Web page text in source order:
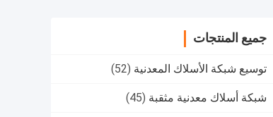
جميع المنتجات
توسيع شبكة الأسلاك المعدنية (52)
شبكة أسلاك معدنية مثقبة (45)